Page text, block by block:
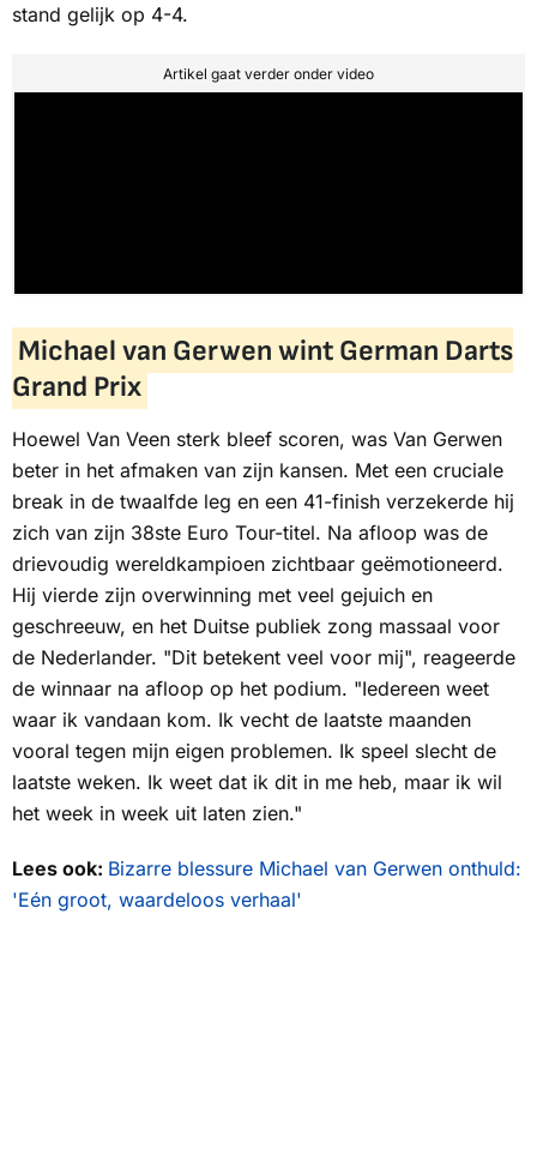
stand gelijk op 4-4.
Artikel gaat verder onder video
Michael van Gerwen wint German Darts
Grand Prix
Hoewel Van Veen sterk bleef scoren, was Van Gerwen
beter in het afmaken van zijn kansen. Met een cruciale
break in de twaalfde leg en een 41-finish verzekerde hij
zich van zijn 38ste Euro Tour-titel. Na afloop was de
drievoudig wereldkampioen zichtbaar geëmotioneerd.
Hij vierde zijn overwinning met veel gejuich en
geschreeuw, en het Duitse publiek zong massaal voor
de Nederlander. "Dit betekent veel voor mij", reageerde
de winnaar na afloop op het podium. "Iedereen weet
waar ik vandaan kom. Ik vecht de laatste maanden
vooral tegen mijn eigen problemen. Ik speel slecht de
laatste weken. Ik weet dat ik dit in me heb, maar ik wil
het week in week uit laten zien."
Lees ook: Bizarre blessure Michael van Gerwen onthuld:
'Eén groot, waardeloos verhaal'